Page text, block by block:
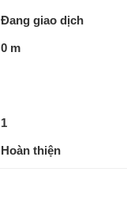
Đang giao dịch
0 m
1
Hoàn thiện